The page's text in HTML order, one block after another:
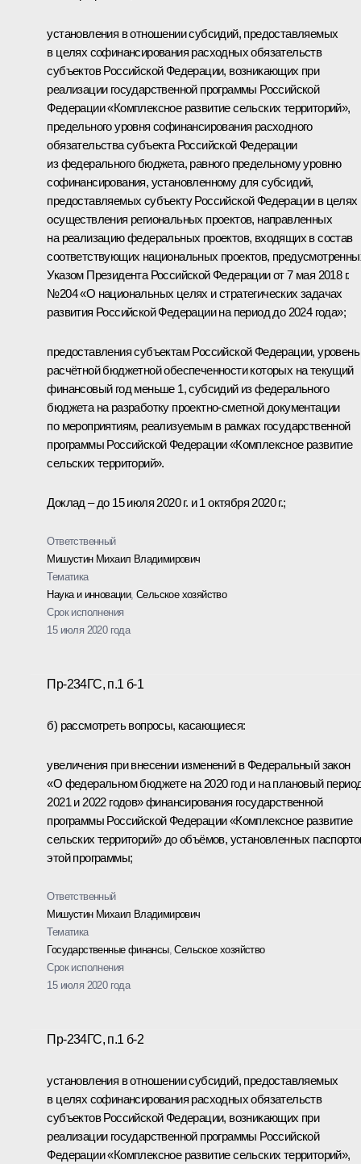
установления в отношении субсидий, предоставляемых
в целях софинансирования расходных обязательств
субъектов Российской Федерации, возникающих при
реализации государственной программы Российской
Федерации «Комплексное развитие сельских территорий»,
предельного уровня софинансирования расходного
обязательства субъекта Российской Федерации
из федерального бюджета, равного предельному уровню
софинансирования, установленному для субсидий,
предоставляемых субъекту Российской Федерации в целях
осуществления региональных проектов, направленных
на реализацию федеральных проектов, входящих в состав
соответствующих национальных проектов,
Указом Президента Российской Федерации от 7 мая 2018 г.
№204 «О национальных целях и стратегических задачах
развития Российской Федерации на период до 2024 года»;
предоставления субъектам Российской Федерации, уровень
расчётной бюджетной обеспеченности которых на текущий
финансовый год меньше 1, субсидий из федерального
бюджета на разработку проектно-сметной документации
по мероприятиям, реализуемым в рамках государственной
программы Российской Федерации «Комплексное развитие
сельских территорий».
Доклад – до 15 июля 2020 г. и 1 октября 2020 г.;
Ответственный
Мишустин Михаил Владимирович
Тематика
Наука и инновации,Сельское хозяйство
Срок исполнения
15 июля 2020 года
Пр-234ГС, п.1 б-1
б) рассмотреть вопросы, касающиеся:
увеличения при внесении изменений в Федеральный закон
«О федеральном бюджете на 2020 год и на плановый
2021 и 2022 годов» финансирования государственной
программы Российской Федерации «Комплексное развитие
сельских территорий» до объёмов, установленных
этой программы;
Ответственный
Мишустин Михаил Владимирович
Тематика
Государственные финансы,Сельское хозяйство
Срок исполнения
15 июля 2020 года
Пр-234ГС, п.1 б-2
установления в отношении субсидий, предоставляемых
в целях софинансирования расходных обязательств
субъектов Российской Федерации, возникающих при
реализации государственной программы Российской
Федерации «Комплексное развитие сельских территорий»,